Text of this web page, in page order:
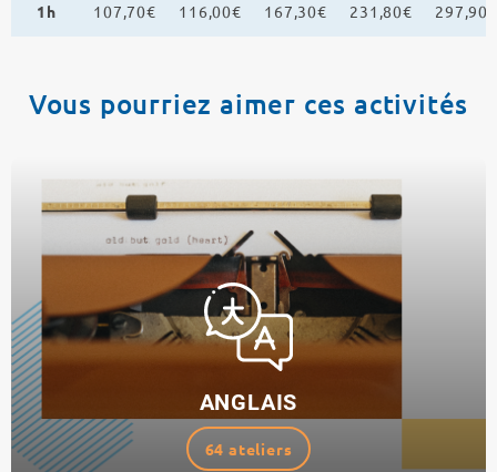
1h 107,70€ 116,00€ 167,30€ 231,80€ 297,90€
Vous pourriez aimer ces activités
ANGLAIS
64 ateliers